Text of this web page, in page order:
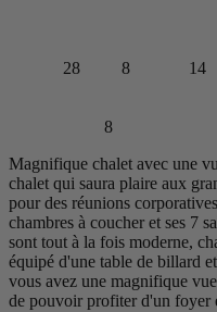
28 8 14
8
Magnifique chalet avec une
chalet qui saura plaire aux
pour des réunions
chambres à coucher et ses 7
sont tout à la fois moderne,
équipé d'une table de billard
vous avez une magnifique
de pouvoir profiter d'un foyer